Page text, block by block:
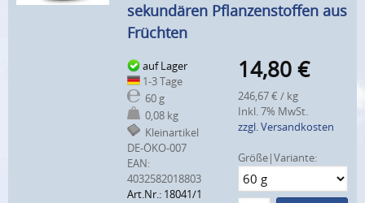
sekundären Pflanzenstoffen aus
Früchten
auf Lager
1-3 Tage
60 g
0,08 kg
Kleinartikel
DE-ÖKO-007
EAN:
4032582018803
Art.Nr.: 18041/1
14,80 €
246,67 € / kg
Inkl. 7% MwSt.
zzgl. Versandkosten
Größe|Variante: